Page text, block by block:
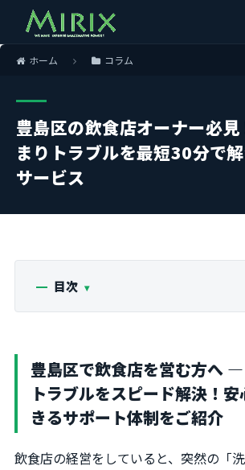
ホーム コラム
豊島区の飲食店オーナー必
まりトラブルを最短30分で
サービス
目次
豊島区で飲食店を営む方へ
トラブルをスピード解決！
きるサポート体制をご紹介
飲食店の経営をしていると、突然の「洗